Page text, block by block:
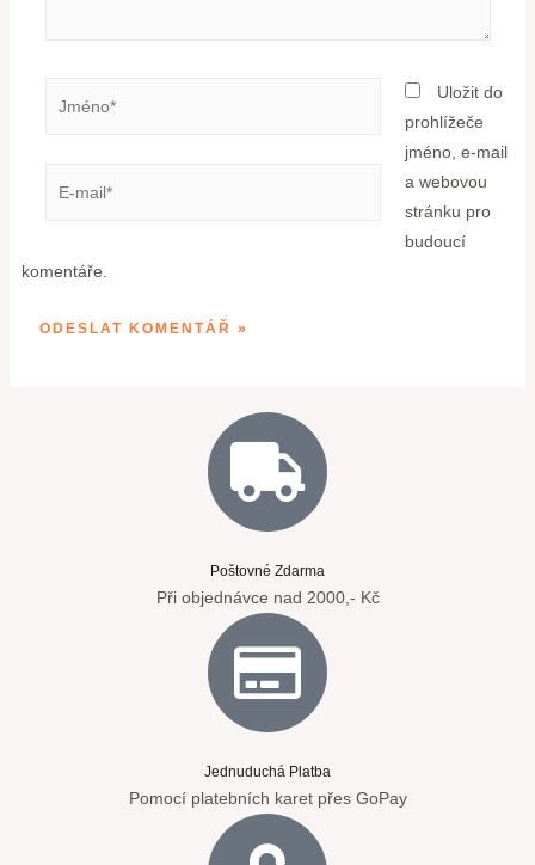
Uložit do
prohlížeče
jméno, e-mail
a webovou
stránku pro
budoucí
komentáře.
Poštovné Zdarma
Při objednávce nad 2000,- Kč
Jednuduchá Platba
Pomocí platebních karet přes GoPay